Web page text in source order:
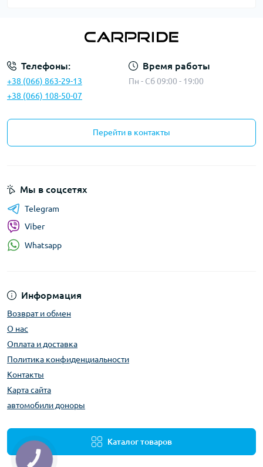
Телефоны:
+38 (066) 863-29-13
+38 (066) 108-50-07
Время работы
Пн - Сб 09:00 - 19:00
Перейти в контакты
Информация
Возврат и обмен
О нас
Оплата и доставка
Политика конфиденциальности
Контакты
Карта сайта
автомобили доноры
Каталог товаров
Мы в соцсетях
Telegram
Viber
Whatsapp
КНОПКА
ЗВ'ЯЗКУ